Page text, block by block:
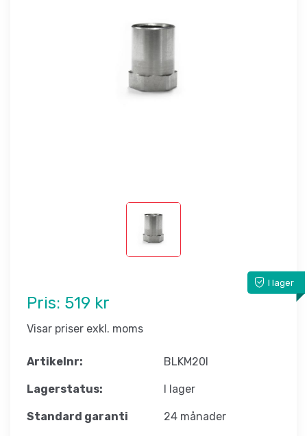
I lager
Pris: 519 kr
Visar priser exkl. moms
Artikelnr: BLKM20I
Lagerstatus: I lager
Standard garanti 24 månader